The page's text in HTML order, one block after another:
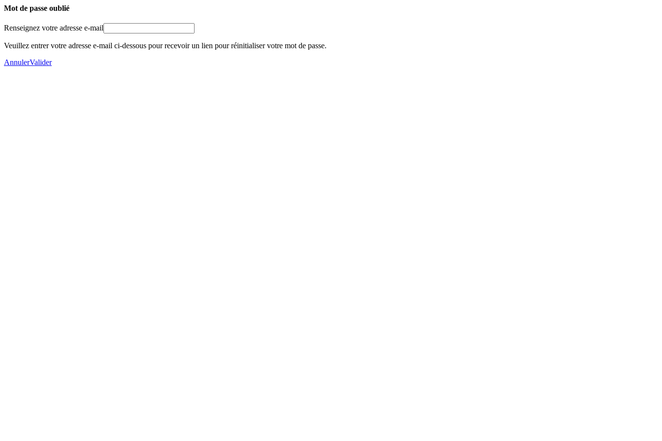
Mot de passe oublié
Renseignez votre adresse e-mail
Veuillez entrer votre adresse e-mail ci-dessous pour recevoir un lien pour réinitialiser votre mot de passe.
AnnulerValider